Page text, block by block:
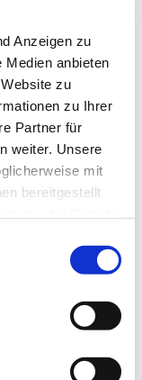
Anzeigen zu
Medien anbieten
zu
zu Ihrer
Partner für
weiter. Unsere
mit
bereitgestellt
und lass dich